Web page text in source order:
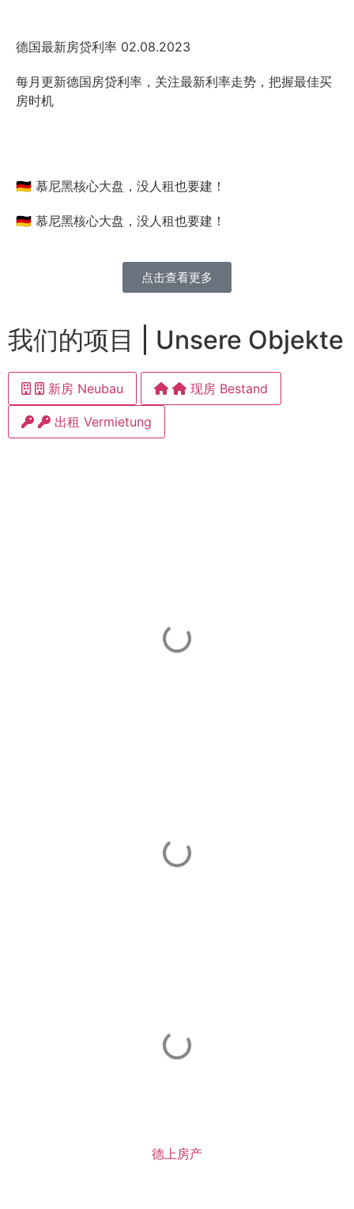
德国最新房贷利率 02.08.2023
每月更新德国房贷利率，关注最新利率走势，把握最佳买
房时机
🇩🇪 慕尼黑核心大盘，没人租也要建！
🇩🇪 慕尼黑核心大盘，没人租也要建！
点击查看更多
我们的项目 | Unsere Objekte
新房 Neubau 现房 Bestand
出租 Vermietung
德上房产